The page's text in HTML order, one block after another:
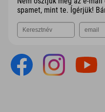
spamet, mint te. Ígérjük!